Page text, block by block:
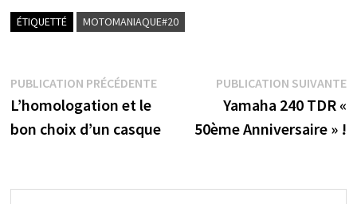
ÉTIQUETTÉ MOTOMANIAQUE#20
Navigation
de
PUBLICATION PRÉCÉDENTEPublication
précédente :
L’homologation et le
bon choix d’un casque
PUBLICATION SUIVANTE
Yamaha 240 TDR «
50ème Anniversaire » !